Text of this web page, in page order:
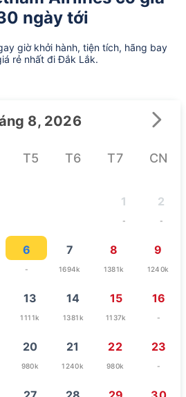
ngày tới
giờ khởi hành, tiện tích, hãng bay
rẻ nhất đi Đắk Lắk.
8, 2026
T5 T6 T7 CN
1
-
2
-
6
-
7
1694k
8
1381k
9
1240k
13
1111k
14
1381k
15
1137k
16
-
20
980k
21
1240k
22
980k
23
-